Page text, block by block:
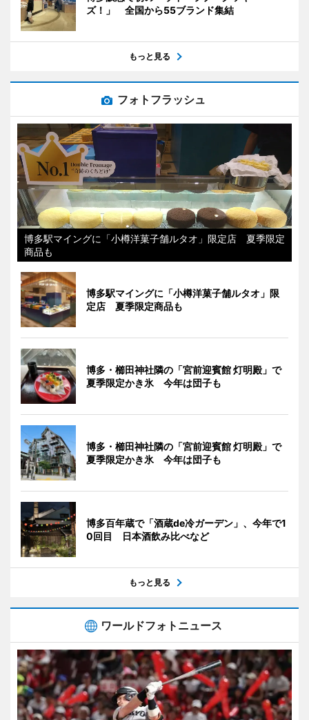
ズ！」 全国から55ブランド集結
もっと見る
フォトフラッシュ
博多駅マイングに「小樽洋菓子舗ルタオ」限定店 夏季限定
商品も
博多駅マイングに「小樽洋菓子舗ルタオ」限
定店 夏季限定商品も
博多・櫛田神社隣の「宮前迎賓館 灯明殿」で
夏季限定かき氷 今年は団子も
博多・櫛田神社隣の「宮前迎賓館 灯明殿」で
夏季限定かき氷 今年は団子も
博多百年蔵で「酒蔵de冷ガーデン」、今年で1
0回目 日本酒飲み比べなど
もっと見る
ワールドフォトニュース